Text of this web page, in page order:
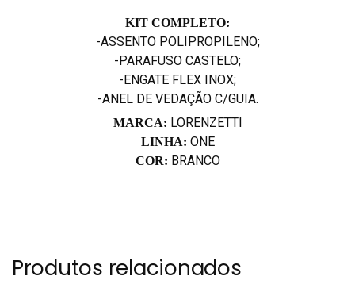
KIT COMPLETO:
-ASSENTO POLIPROPILENO;
-PARAFUSO CASTELO;
-ENGATE FLEX INOX;
-ANEL DE VEDAÇÃO C/GUIA.
MARCA: LORENZETTI
LINHA: ONE
COR: BRANCO
Produtos relacionados